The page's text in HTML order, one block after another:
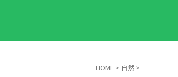
HOME > 自然 >